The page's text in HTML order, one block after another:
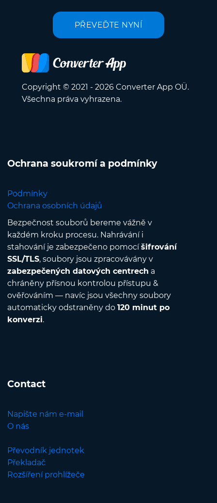
PŘEVEĎTE NYNÍ
Copyright © 2021 - 2026 Converter App OÜ.
Všechna práva vyhrazena.
Ochrana soukromí a podmínky
Podmínky
Ochrana osobních údajů
Bezpečnost souborů bereme vážně v
každém kroku procesu. Nahrávání i
stahování je zabezpečeno pomocíšifrování
SSL/TLS, soubory jsou zpracovávány v
zabezpečených datových centrech a
chráněny přísnou kontrolou přístupu &
ověřováním — navíc jsou všechny soubory
automaticky odstraněny do 120 minut po
konverzi.
Contact
Napište nám e-mail
O nás
Převodník jednotek
Překladač
Rozšíření prohlížeče